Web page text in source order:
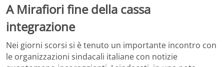
A Mirafiori fine della cassa
integrazione
Nei giorni scorsi si è tenuto un importante incontro con
le organizzazioni sindacali italiane con notizie